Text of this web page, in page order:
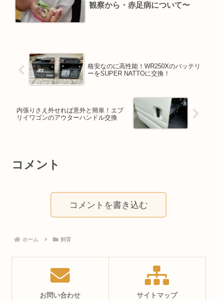
観察から・赤足病について〜
格安なのに高性能！WR250Xのバッテリ
ーをSUPER NATTOに交換！
内張りさえ外せれば意外と簡単！エブ
リイワゴンのアウターハンドル交換
コメント
コメントを書き込む
ホーム 飼育
お問い合わせ サイトマップ